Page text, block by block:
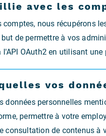
avec les
nous récupérons
de permettre à vos
OAuth2 en utilisant une
vos
données personnelles
permettre à votre
de contenus à